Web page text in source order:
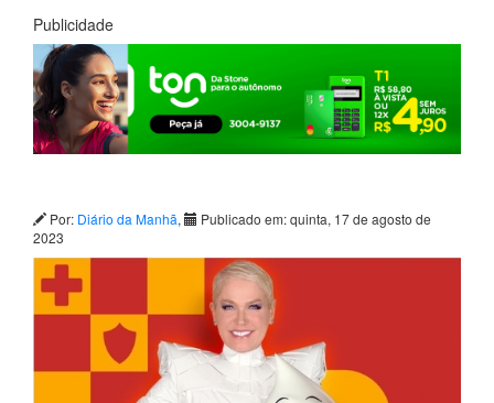
Publicidade
Por: Diário da Manhã,
Publicado em: quinta, 17 de agosto de
2023